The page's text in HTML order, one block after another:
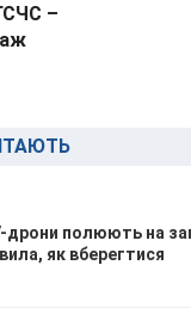
–
дрони полюють на
як вберегтися